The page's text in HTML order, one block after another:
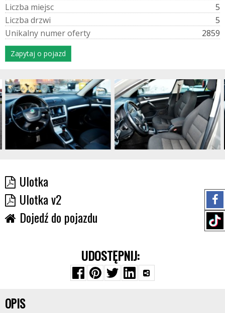
Liczba miejsc
5
Liczba drzwi
5
Unikalny numeroferty 2859
Zapytaj o pojazd
Ulotka
Ulotka v2
Dojedź do pojazdu
UDOSTĘPNIJ:
OPIS